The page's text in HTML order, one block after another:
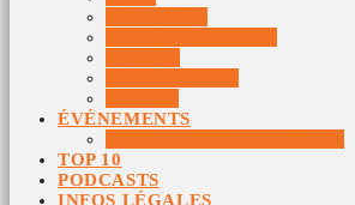
ÉVÉNEMENTS
TOP 10
PODCASTS
INFOS LÉGALES